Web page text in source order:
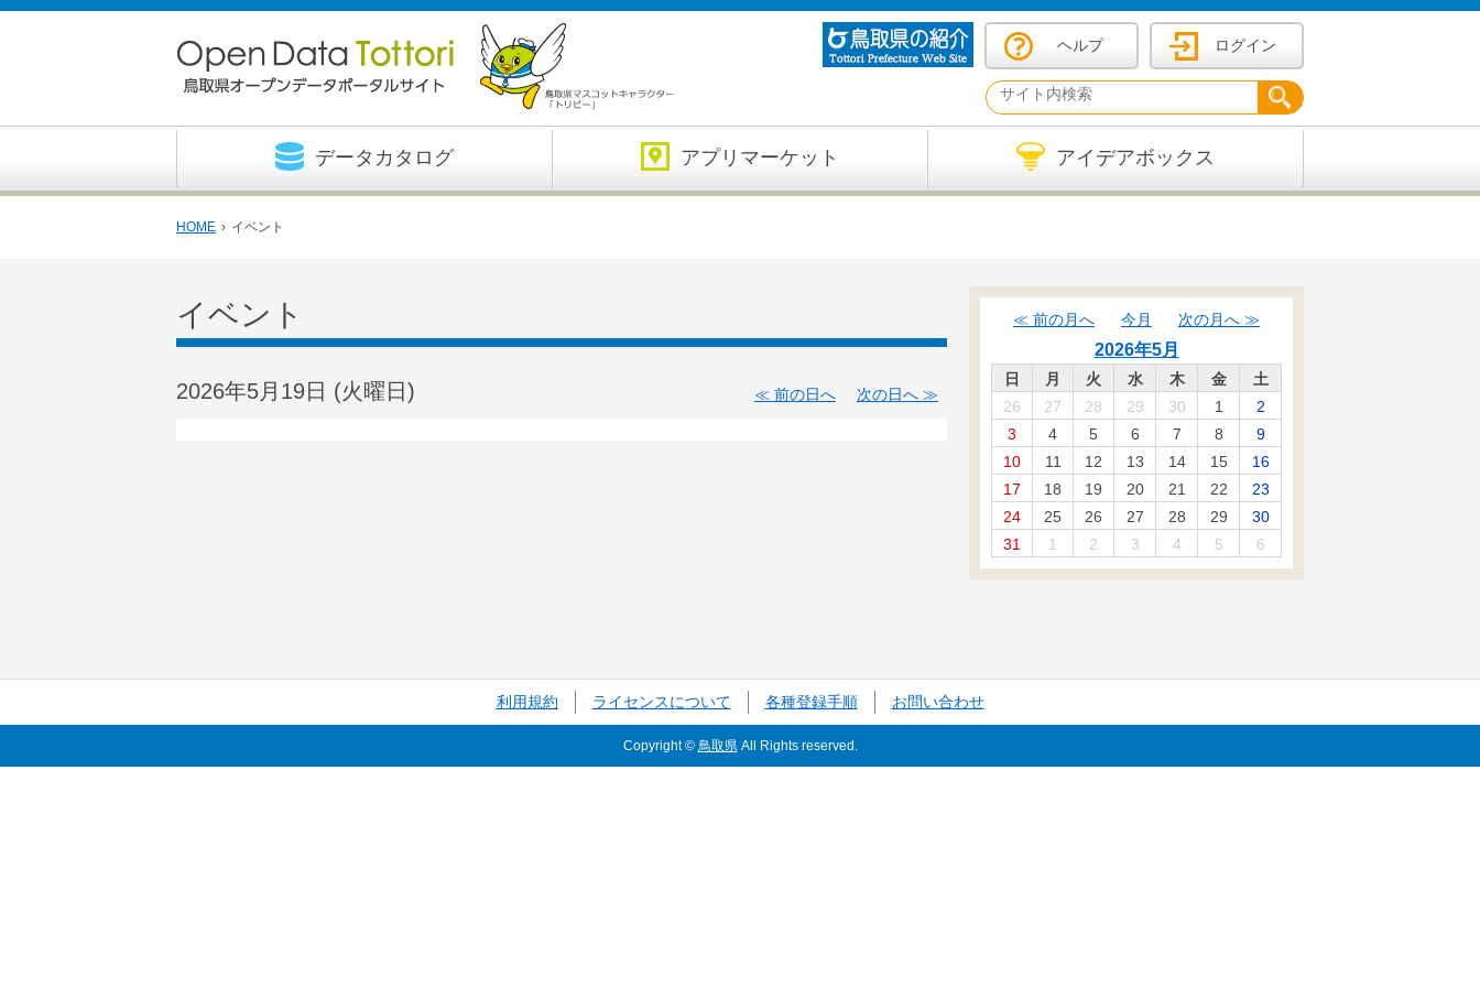
ヘルプ ログイン
データカタログ アプリマーケット アイデアボックス
HOME › イベント
イベント
2026年5月19日 (火曜日 ) 前の日へ 次の日へ
前の月へ 今月 次の月へ
2026年5月
日 月 火 水 木 金
土
26
27 28 29 30 1
2
3
4 5 6 7 8
9
10
11 12 13 14 15
16
17
18 19 20 21 22
23
24
25 26 27 28 29
30
31
1 2 3 4 5 6
利用規約 ライセンスについて 各種登録手順 お問い合わせ
Copyright © 鳥取県All Rights reserved.